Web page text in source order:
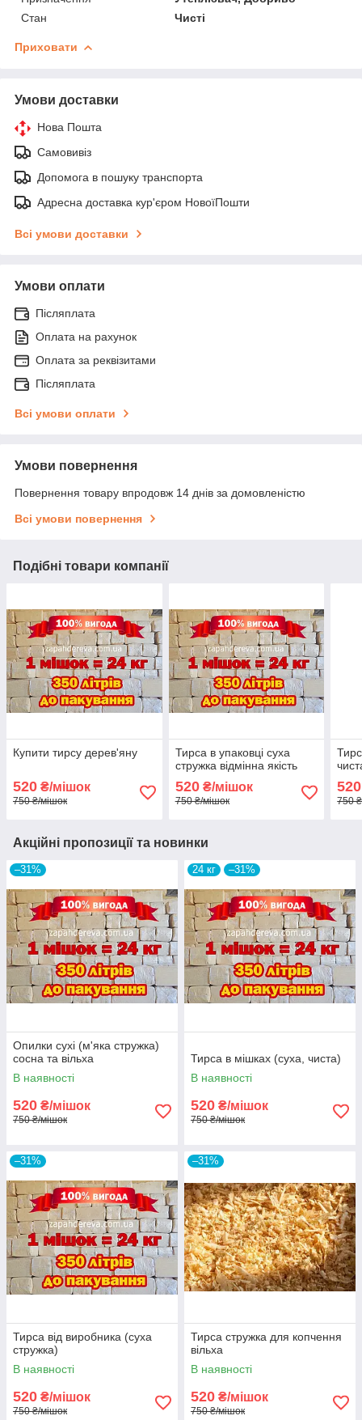
Стан
Чисті
Приховати
Умови доставки
Нова Пошта
Самовивіз
Допомога в пошуку транспорта
Адресна доставка кур'єром НовоїПошти
Всі умови доставки
Умови оплати
Післяплата
Оплата на рахунок
Оплата за реквізитами
Післяплата
Всі умови оплати
Умови повернення
Повернення товару впродовж 14 днів за домовленістю
Всі умови повернення
Подібні товари компанії
Купити тирсу дерев'яну
520 ₴/мішок
750 ₴/мішок
Тирса в упаковці суха
стружка відмінна якість
520₴/мішок
750 ₴/мішок
520
750
Акційні пропозиції та новинки
–31%
Опилки сухі (м'яка стружка)
сосна та вільха
В наявності
520 ₴/мішок
750 ₴/мішок
24 кг –31%
Тирса в мішках (суха, чиста)
В наявності
520 ₴/мішок
750 ₴/мішок
–31%
Тирса від виробника (суха
стружка)
В наявності
520 ₴/мішок
750 ₴/мішок
–31%
Тирса стружка для копчення
вільха
В наявності
520 ₴/мішок
750 ₴/мішок